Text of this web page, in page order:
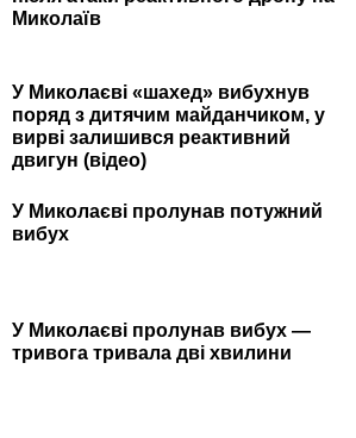
Миколаїв
У Миколаєві «шахед» вибухнув
поряд з дитячим майданчиком, у
вирві залишився реактивний
двигун (відео)
У Миколаєві пролунав потужний
вибух
У Миколаєві пролунав вибух —
тривога тривала дві хвилини